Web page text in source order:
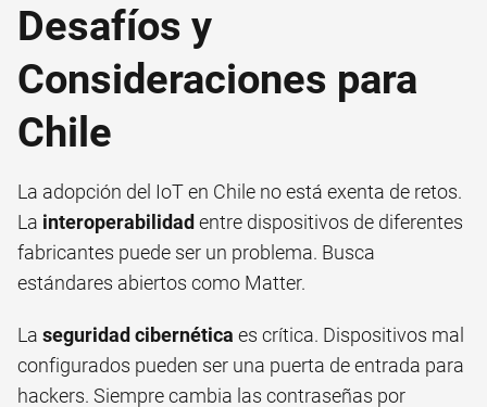
Desafíos y
Consideraciones para
Chile
La adopción del IoT en Chile no está exenta de retos.
La interoperabilidadentre dispositivos de diferentes
fabricantes puede ser un problema. Busca
estándares abiertos como Matter.
La seguridad cibernética es crítica. Dispositivos mal
configurados pueden ser una puerta de entrada para
hackers. Siempre cambia las contraseñas por